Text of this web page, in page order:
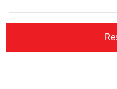
© 2026 Scandic